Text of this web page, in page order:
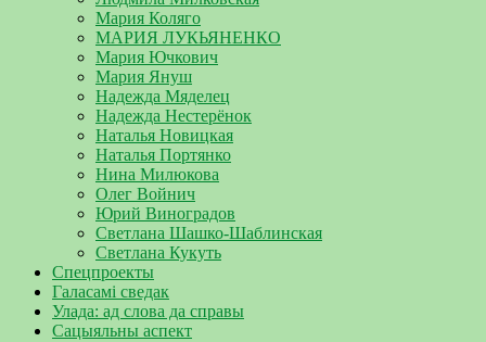
Мария Коляго
МАРИЯ ЛУКЬЯНЕНКО
Мария Ючкович
Мария Януш
Надежда Мяделец
Надежда Нестерёнок
Наталья Новицкая
Наталья Портянко
Нина Милюкова
Олег Войнич
Юрий Виноградов
Светлана Шашко-Шаблинская
Светлана Кукуть
Спецпроекты
Галасамі сведак
Улада: ад слова да справы
Сацыяльны аспект